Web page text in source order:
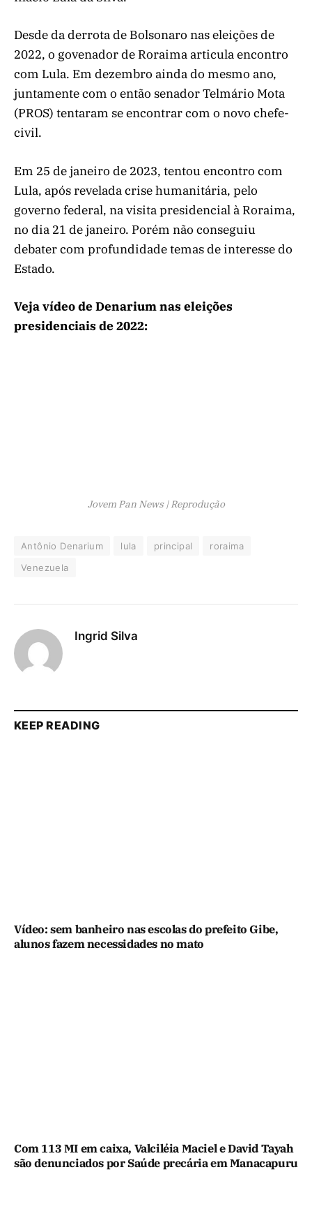
Desde da derrota de Bolsonaro nas eleições de
2022, o govenador de Roraima articula encontro
com Lula. Em dezembro ainda do mesmo ano,
juntamente com o então senador Telmário Mota
(PROS) tentaram se encontrar com o novo chefe-
civil.
Em 25 de janeiro de 2023, tentou encontro com
Lula, após revelada crise humanitária, pelo
governo federal, na visita presidencial à Roraima,
no dia 21 de janeiro. Porém não conseguiu
debater com profundidade temas de interesse do
Estado.
Veja vídeo de Denarium nas eleições
presidenciais de 2022:
Jovem Pan News | Reprodução
Antônio Denarium lula principal
roraima
Venezuela
Ingrid Silva
KEEP READING
Vídeo: sem banheiro nas escolas do prefeito Gibe,
alunos fazem necessidades no mato
Com 113 MI em caixa, Valciléia Maciel e David Tayah
são denunciados por Saúde precária em Manacapuru